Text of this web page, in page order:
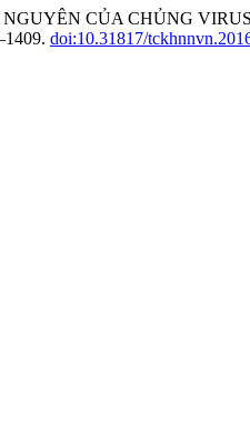
NGUYÊN CỦA CHỦNG
doi:10.31817/